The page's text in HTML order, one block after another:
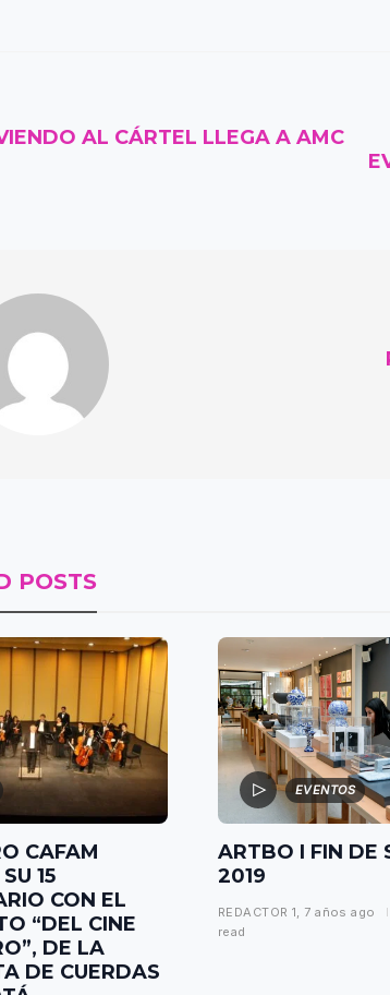
AL CÁRTEL LLEGA A AMC
POSTS
CAFAM
15
CON EL
“DEL CINE
DE LA
DE CUERDAS
EVENTOS
ARTBO I FIN DE
2019
REDACTOR 1, 7 años ago
read